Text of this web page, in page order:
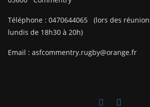
Téléphone : 0470644065
(lors des
lundis de 18h30 à 20h)
Email : asfcommentry.rugby@orange.fr